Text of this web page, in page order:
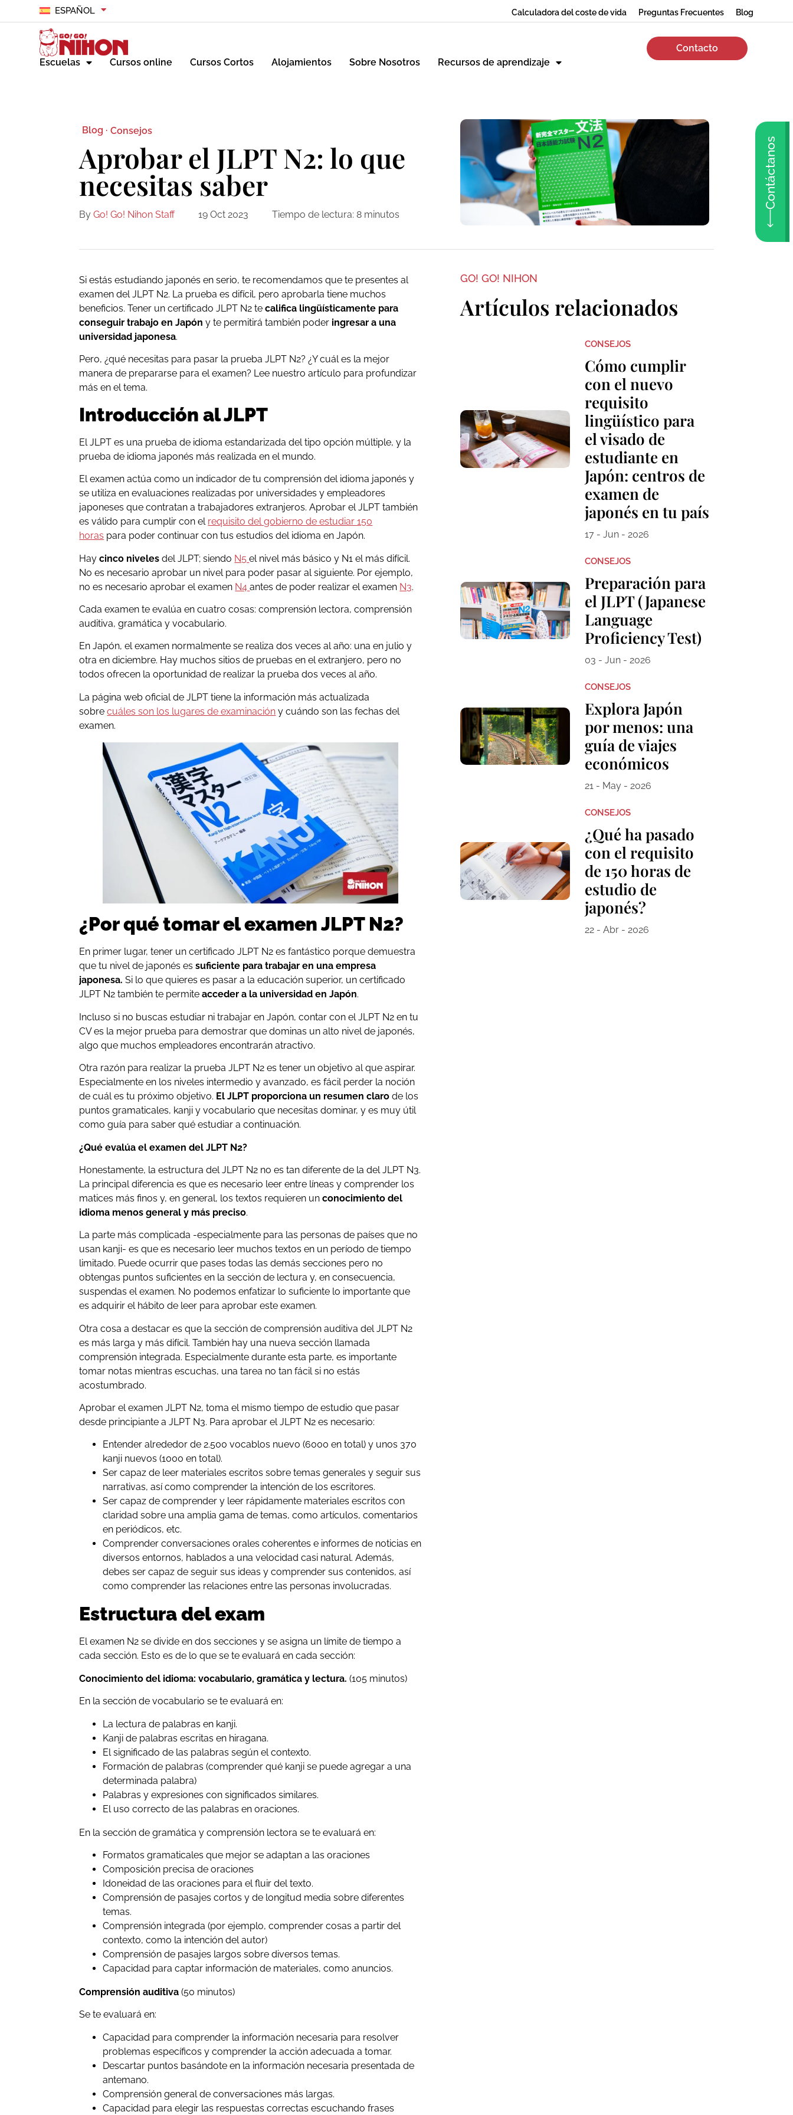
ESPAÑOL Calculadora del coste de vida Preguntas Frecuentes Blog
Escuelas Cursos online Cursos Cortos Alojamientos Sobre Nosotros Recursos de aprendizaje
Contacto
Contáctanos
Blog · Consejos
Aprobar el JLPT N2: lo que
necesitas saber
By Go! Go! Nihon Staff 19 Oct 2023 Tiempo de lectura: 8 minutos
Si estás estudiando japonés en serio, te recomendamos que te presentes al
examen del JLPT N2. La prueba es difícil, pero aprobarla tiene muchos
beneficios. Tener un certificado JLPT N2 tecalifica lingüísticamente para
conseguir trabajo en Japón y te permitirá también poder ingresar a una
universidad japonesa.
Pero, ¿qué necesitas para pasar la prueba JLPT N2? ¿Y cuál es la mejor
manera de prepararse para el examen? Lee nuestro artículo para profundizar
más en el tema.
Introducción al JLPT
El JLPT es una prueba de idioma estandarizada del tipo opción múltiple, y la
prueba de idioma japonés más realizada en el mundo.
El examen actúa como un indicador de tu comprensión del idioma japonés y
se utiliza en evaluaciones realizadas por universidades y empleadores
japoneses que contratan a trabajadores extranjeros. Aprobar el JLPT también
es válido para cumplir con el requisito del gobierno de estudiar 150
horas para poder continuar con tus estudios del idioma en Japón.
Haycinco niveles del JLPT; siendo N5el nivel más básico y N1 el más difícil.
No es necesario aprobar un nivel para poder pasar al siguiente. Por ejemplo,
no es necesario aprobar el examen N4antes de poder realizar el examen N3.
Cada examen te evalúa en cuatro cosas: comprensión lectora, comprensión
auditiva, gramática y vocabulario.
En Japón, el examen normalmente se realiza dos veces al año: una en julio y
otra en diciembre. Hay muchos sitios de pruebas en el extranjero, pero no
todos ofrecen la oportunidad de realizar la prueba dos veces al año.
La página web oficial de JLPT tiene la información más actualizada
sobrecuáles son los lugares de examinación y cuándo son las fechas del
examen.
¿Por qué tomar el examen JLPT N2?
En primer lugar, tener un certificado JLPT N2 es fantástico porque demuestra
que tu nivel de japonés essuficiente para trabajar en una empresa
japonesa. Si lo que quieres es pasar a la educación superior, un certificado
JLPT N2 también te permiteacceder a la universidad en Japón.
Incluso si no buscas estudiar ni trabajar en Japón, contar con el JLPT N2 en tu
CV es la mejor prueba para demostrar que dominas un alto nivel de japonés,
algo que muchos empleadores encontrarán atractivo.
Otra razón para realizar la prueba JLPT N2 es tener un objetivo al que aspirar.
Especialmente en los niveles intermedio y avanzado, es fácil perder la noción
de cuál es tu próximo objetivo. El JLPT proporciona un resumen claro de los
puntos gramaticales, kanji y vocabulario que necesitas dominar, y es muy útil
como guía para saber qué estudiar a continuación.
¿Qué evalúa el examen del JLPT N2?
Honestamente, la estructura del JLPT N2 no es tan diferente de la del JLPT N3.
La principal diferencia es que es necesario leer entre líneas y comprender los
matices más finos y, en general, los textos requieren unconocimiento del
idioma menos general y más preciso.
La parte más complicada -especialmente para las personas de países que no
usan kanji- es que es necesario leer muchos textos en un período de tiempo
limitado. Puede ocurrir que pases todas las demás secciones pero no
obtengas puntos suficientes en la sección de lectura y, en consecuencia,
suspendas el examen. No podemos enfatizar lo suficiente lo importante que
es adquirir el hábito de leer para aprobar este examen.
Otra cosa a destacar es que la sección de comprensión auditiva del JLPT N2
es más larga y más difícil. También hay una nueva sección llamada
comprensión integrada. Especialmente durante esta parte, es importante
tomar notas mientras escuchas, una tarea no tan fácil si no estás
acostumbrado.
Aprobar el examen JLPT N2, toma el mismo tiempo de estudio que pasar
desde principiante a JLPT N3. Para aprobar el JLPT N2 es necesario:
Entender alrededor de 2.500 vocablos nuevo (6000 en total) y unos 370
kanji nuevos (1000 en total).
Ser capaz de leer materiales escritos sobre temas generales y seguir sus
narrativas, así como comprender la intención de los escritores.
Ser capaz de comprender y leer rápidamente materiales escritos con
claridad sobre una amplia gama de temas, como artículos, comentarios
en periódicos, etc.
Comprender conversaciones orales coherentes e informes de noticias en
diversos entornos, hablados a una velocidad casi natural. Además,
debes ser capaz de seguir sus ideas y comprender sus contenidos, así
como comprender las relaciones entre las personas involucradas.
Estructura del exam
El examen N2 se divide en dos secciones y se asigna un límite de tiempo a
cada sección. Esto es de lo que se te evaluará en cada sección:
Conocimiento del idioma: vocabulario, gramática y lectura.(105 minutos)
En la sección de vocabulario se te evaluará en:
La lectura de palabras en kanji.
Kanji de palabras escritas en hiragana.
El significado de las palabras según el contexto.
Formación de palabras (comprender qué kanji se puede agregar a una
determinada palabra)
Palabras y expresiones con significados similares.
El uso correcto de las palabras en oraciones.
En la sección de gramática y comprensión lectora se te evaluará en:
Formatos gramaticales que mejor se adaptan a las oraciones
Composición precisa de oraciones
Idoneidad de las oraciones para el fluir del texto.
Comprensión de pasajes cortos y de longitud media sobre diferentes
temas.
Comprensión integrada (por ejemplo, comprender cosas a partir del
contexto, como la intención del autor)
Comprensión de pasajes largos sobre diversos temas.
Capacidad para captar información de materiales, como anuncios.
Comprensión auditiva (50 minutos)
Se te evaluará en:
Capacidad para comprender la información necesaria para resolver
problemas específicos y comprender la acción adecuada a tomar.
Descartar puntos basándote en la información necesaria presentada de
antemano.
Comprensión general de conversaciones más largas.
Capacidad para elegir las respuestas correctas escuchando frases
GO! GO! NIHON
Artículos relacionados
CONSEJOS
Cómo cumplir
con el nuevo
requisito
lingüístico para
el visado de
estudiante en
Japón: centros de
examen de
japonés en tu país
17 - Jun - 2026
CONSEJOS
Preparación para
el JLPT (Japanese
Language
Proficiency Test)
03 - Jun - 2026
CONSEJOS
Explora Japón
por menos: una
guía de viajes
económicos
21 - May - 2026
CONSEJOS
¿Qué ha pasado
con el requisito
de 150 horas de
estudio de
japonés?
22 - Abr - 2026